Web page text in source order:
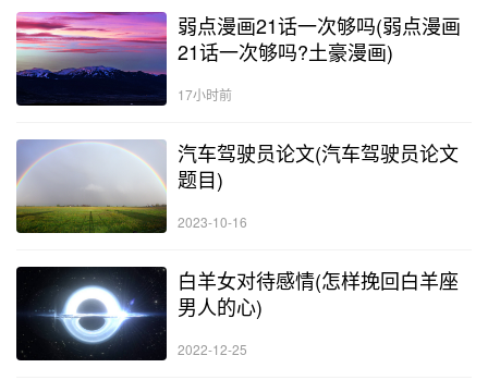
弱点漫画21话一次够吗(弱点漫画
21话一次够吗?土豪漫画)
17小时前
汽车驾驶员论文(汽车驾驶员论文
题目)
2023-10-16
白羊女对待感情(怎样挽回白羊座
男人的心)
2022-12-25